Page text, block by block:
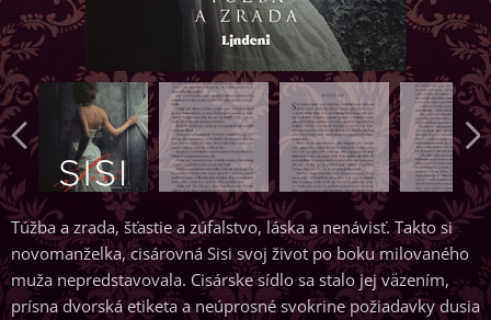
Túžba a zrada, šťastie a zúfalstvo, láska a nenávisť. Takto si
novomanželka, cisárovná Sisi svoj život po boku milovaného
muža nepredstavovala. Cisárske sídlo sa stalo jej väzením,
prísna dvorská etiketa a neúprosné svokrine požiadavky dusia